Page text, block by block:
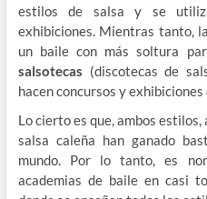
estilos de salsa y se
exhibiciones. Mientras tanto,
un baile con más soltura
salsotecas (discotecas de
hacen concursos y
Lo cierto es que, ambos
salsa caleña han ganado
mundo. Por lo tanto, es
academias de baile en casi